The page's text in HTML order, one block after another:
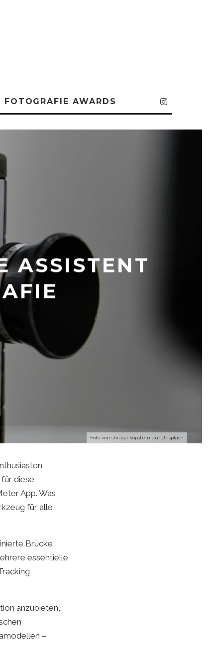
FOTOGRAFIE AWARDS
Foto von shraga kopstein auf Unsplash
ASSISTENT
diese
App. Was
für alle
Brücke
essentielle
anzubieten,
–